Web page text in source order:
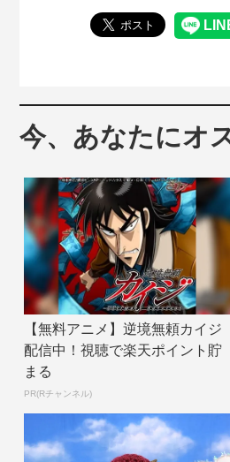
今、あなたにオ
【無料アニメ】逆境無頼カイジ
配信中！視聴で楽天ポイント貯
まる
PR(Rチャンネル)